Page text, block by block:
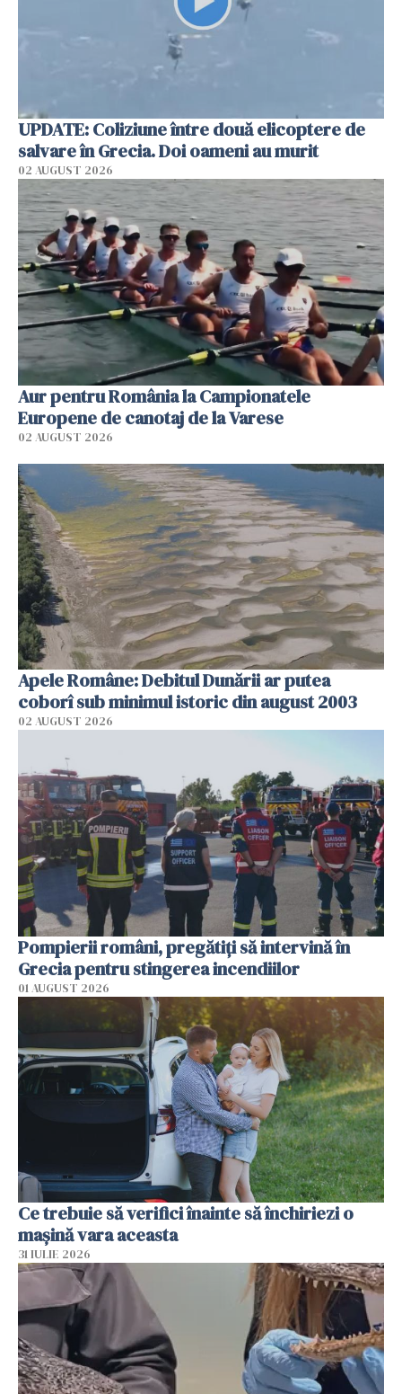
UPDATE: Coliziune între două elicoptere de
salvare în Grecia. Doi oameni au murit
02 AUGUST 2026
Aur pentru România la Campionatele
Europene de canotaj de la Varese
02 AUGUST 2026
Apele Române: Debitul Dunării ar putea
coborî sub minimul istoric din august 2003
02 AUGUST 2026
Pompierii români, pregătiţi să intervină în
Grecia pentru stingerea incendiilor
01 AUGUST 2026
Ce trebuie să verifici înainte să închiriezi o
mașină vara aceasta
31 IULIE 2026